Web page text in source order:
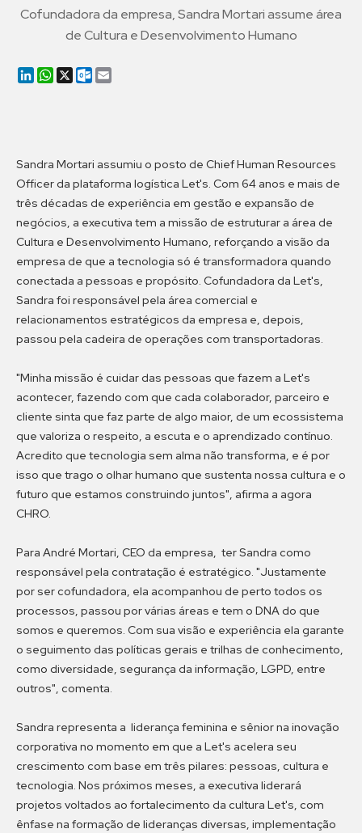
Cofundadora da empresa, Sandra Mortari assume área
de Cultura e Desenvolvimento Humano
LinkedIn
WhatsApp
X Outlook.com
Sandra Mortari assumiu o posto de Chief Human Resources
Officer da plataforma logística Let's. Com 64 anos e mais de
três décadas de experiência em gestão e expansão de
negócios, a executiva tem a missão de estruturar a área de
Cultura e Desenvolvimento Humano, reforçando a visão da
empresa de que a tecnologia só é transformadora quando
conectada a pessoas e propósito. Cofundadora da Let's,
Sandra foi responsável pela área comercial e
relacionamentos estratégicos da empresa e, depois,
passou pela cadeira de operações com transportadoras.
"Minha missão é cuidar das pessoas que fazem a Let's
acontecer, fazendo com que cada colaborador, parceiro e
cliente sinta que faz parte de algo maior, de um ecossistema
que valoriza o respeito, a escuta e o aprendizado contínuo.
Acredito que tecnologia sem alma não transforma, e é por
isso que trago o olhar humano que sustenta nossa cultura e o
futuro que estamos construindo juntos", afirma a agora
CHRO.
Para André Mortari, CEO da empresa, ter Sandra como
responsável pela contratação é estratégico. "Justamente
por ser cofundadora, ela acompanhou de perto todos os
processos, passou por várias áreas e tem o DNA do que
somos e queremos. Com sua visão e experiência ela garante
o seguimento das políticas gerais e trilhas de conhecimento,
como diversidade, segurança da informação, LGPD, entre
outros", comenta.
Sandra representa a liderança feminina e sênior na inovação
corporativa no momento em que a Let's acelera seu
crescimento com base em três pilares: pessoas, cultura e
tecnologia. Nos próximos meses, a executiva liderará
projetos voltados ao fortalecimento da cultura Let's, com
ênfase na formação de lideranças diversas, implementação